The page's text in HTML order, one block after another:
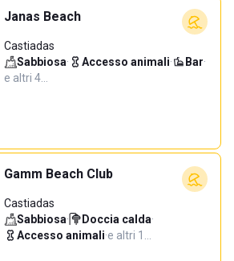
Janas Beach
Castiadas
Sabbiosa· Accesso animali· Bar·
e altri 4…
Gamm Beach Club
Castiadas
Sabbiosa· Doccia calda·
Accesso animali·e altri 1…